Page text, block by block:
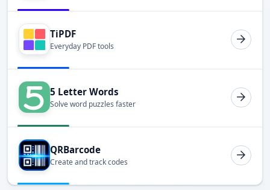
TiPDF
Everyday PDF tools
5 Letter Words
Solve word puzzles faster
QRBarcode
Create and track codes